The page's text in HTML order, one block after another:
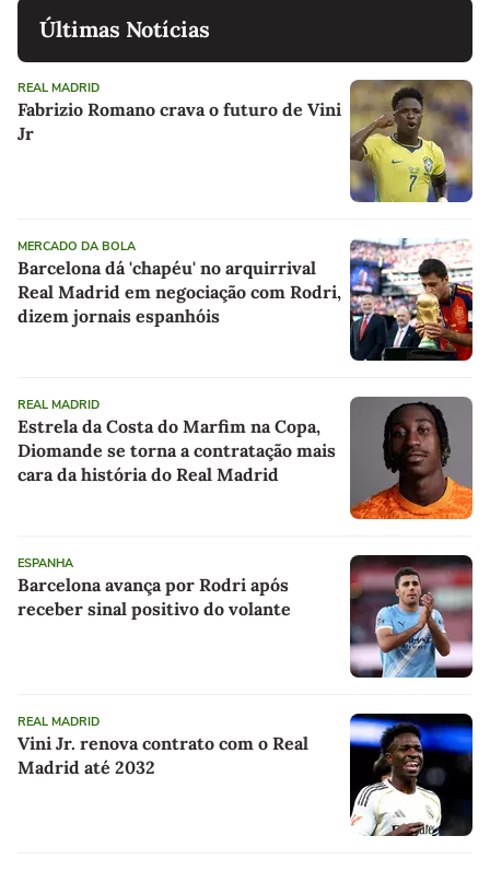
Últimas Notícias
REAL MADRID
Fabrizio Romano crava o futuro de Vini
Jr
MERCADO DA BOLA
Barcelona dá 'chapéu' no arquirrival
Real Madrid em negociação com Rodri,
dizem jornais espanhóis
REAL MADRID
Estrela da Costa do Marfim na Copa,
Diomande se torna a contratação mais
cara da história do Real Madrid
ESPANHA
Barcelona avança por Rodri após
receber sinal positivo do volante
REAL MADRID
Vini Jr. renova contrato com o Real
Madrid até 2032